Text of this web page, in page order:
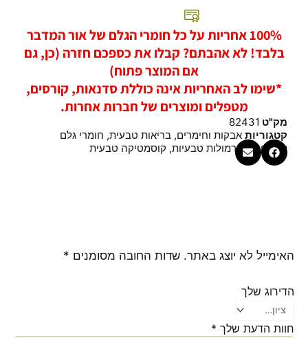
100% אחריות על כל חומרי הגלם של אור המדבר
בלבד! לא אהבתם? קבלו את כספכם חזרה (כן, גם
אם המוצר פתוח)
*שימו לב האחריות אינה כוללת סדנאות, קורסים,
מטפלים ומוצרים של חברות אחרות.
מק"ט 82431
קטגוריות אבקות וחימרים, בריאות טבעית, חומרי גלם
לרוקחות,פורמולות טבעיות, קוסמטיקה טבעית
האימייל לא יוצג באתר. שדות החובה מסומנים *
הדירוג שלך
חוות הדעת שלך *